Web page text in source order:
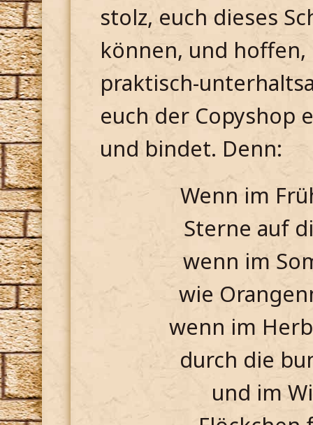
stolz, euch dieses
können, und
praktisch-
euch der Copyshop
und bindet. Denn:
Wenn im
Sterne auf
wenn im
wie
wenn im
durch die
und im